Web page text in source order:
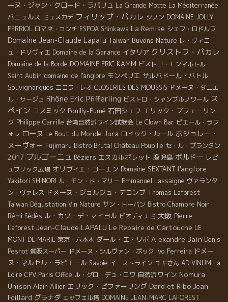
ーヌ・ジャン・クロード・ラパリュ La Grande Motte La Méditerranée
バニュルス ミュスカデ フィリップ・パカレ シノン DOMAINE JOLLY
FERRIOL ロマネ・コンチ ESPOA Shinkawa La Remise シェフ・ロドルフ
Domaine Jean-Claude Lapalu Taiwan Buvons Nature レ・ヴィニ
ュ・ドリヴィエ Domaine de la Garance イタリア クリストフ・パカレ
Domaine de la Borde DOMAINE ERIC KAMM ビストロ・モンマルトル
Saint Aubin domaine de l'anglore モンペリエ サルバドール・バトル
Souvignargues ニコラ・レオ CLOSERIES DES MOUSSIS ドメーヌ・ダニエ
ル・サージュ Rhône Eric Pfifferling ビストロ・シャンブルノワール ス
ペイン コスミック Pouilly-Fumé 石田シェフ エリック・プフェーリン
グ Philippe Carrille 台湾自然派ワイン試飲会 Le Clown Bar ピエール・ラフ
ォレ ローヌ Le Bout du Monde Jura ロイック・ルール ボジョレー・
ヌーヴォー Fujimaru Bistro Brutal Château Poupille セ・ル・プランタン
2017 ブルゴーニュ Béziers エスカルポレット 鹿児島 ボルドー レピ
ュブリック広場 オリヴィエ・コーエン Domaine SEXTANT l'anglore
Yakitori SHINORI ル・モン・ド・マリー Emmanuel Lassaigne ヴァランタ
ン・ヴァレス ドメーヌ・ジョルジュ・デコンブ Thomas Laforest
Taiwan Dégustation Vin Nature サン・トーバン Bistro Chambre Noir
Rémi Sédès ル・カゾ・デ・マイヨル ビオディナミ 大阪 Pierre
Laforest Jean-Claude LAPALU Le Repaire de Cartouche LE
MONT DE MARIE 東京・六本木 ダール・エ・リボ Alexandre Bain Denis
Pesnot 質販スーパー ドメーヌ・シルヴァン・ボック Ivo Ferreira ドメー
ヌ・マルセル・ラピエール Savoie イーストライン ユキさん AD VINUM La
Loire CPV Paris Office ル・グロ・デュ・ロワ 自然派ワイン Nomura
Unison Alain Allier エリック・ピファーリング Dard et Ribo Jean
Foillard グラナダ エッフェル塔 DOMAINE JEAN-MARC LAFOREST